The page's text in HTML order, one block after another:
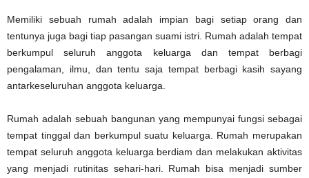
Memiliki sebuah rumah adalah impian bagi setiap orang dan
tentunya juga bagi tiap pasangan suami istri. Rumah adalah tempat
berkumpul seluruh anggota keluarga dan tempat berbagi
pengalaman, ilmu, dan tentu saja tempat berbagi kasih sayang
antarkeseluruhan anggota keluarga.
Rumah adalah sebuah bangunan yang mempunyai fungsi sebagai
tempat tinggal dan berkumpul suatu keluarga. Rumah merupakan
tempat seluruh anggota keluarga berdiam dan melakukan aktivitas
yang menjadi rutinitas sehari-hari. Rumah bisa menjadi sumber